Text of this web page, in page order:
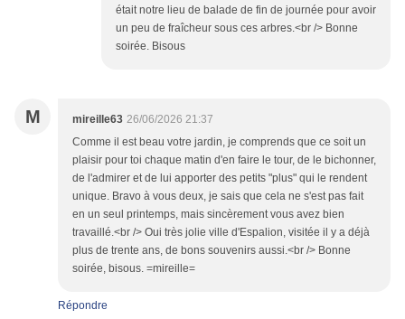
était notre lieu de balade de fin de journée pour avoir
un peu de fraîcheur sous ces arbres.<br /> Bonne
soirée. Bisous
M mireille63 26/06/2026 21:37
Comme il est beau votre jardin, je comprends que ce soit un
plaisir pour toi chaque matin d'en faire le tour, de le bichonner,
de l'admirer et de lui apporter des petits "plus" qui le rendent
unique. Bravo à vous deux, je sais que cela ne s'est pas fait
en un seul printemps, mais sincèrement vous avez bien
travaillé.<br /> Oui très jolie ville d'Espalion, visitée il y a déjà
plus de trente ans, de bons souvenirs aussi.<br /> Bonne
soirée, bisous. =mireille=
Répondre